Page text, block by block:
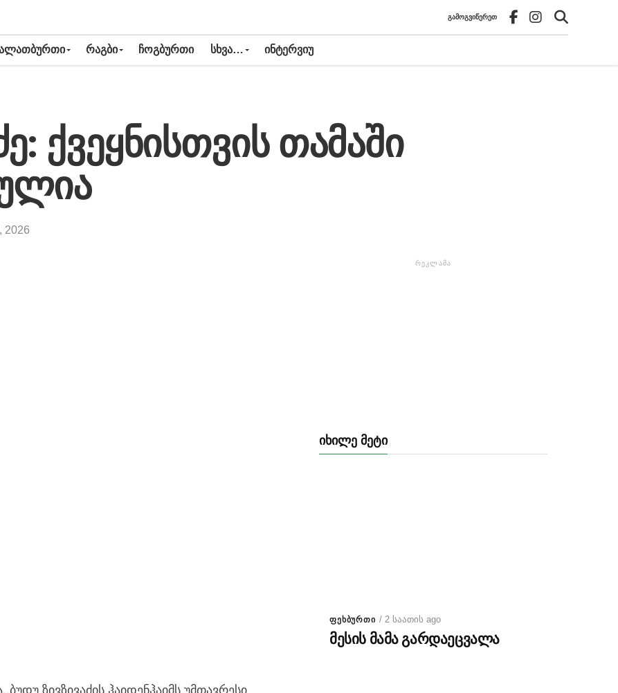
ᲒᲐᲛᲝᲒᲕᲘᲬᲔᲠᲔᲗ
ᲠᲐᲒᲑᲘ ᲩᲝᲒᲑᲣᲠᲗᲘ ᲡᲮᲕᲐ… ᲘᲜᲢᲔᲠᲕᲘᲣ
ქვეყნისთვის თამაში
2026
ᲠᲔᲙᲚᲐᲛᲐ
ᲘᲮᲘᲚᲔ ᲛᲔᲢᲘ
ᲤᲔᲮᲑᲣᲠᲗᲘ / 2 საათის ago
მესის მამა გარდაეცვალა